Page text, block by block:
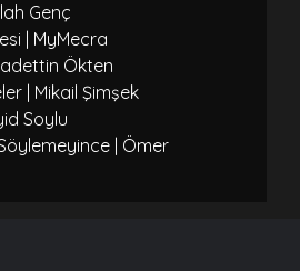
Genç
| MyMecra
Ökten
| Mikail Şimşek
Soylu
| Ömer